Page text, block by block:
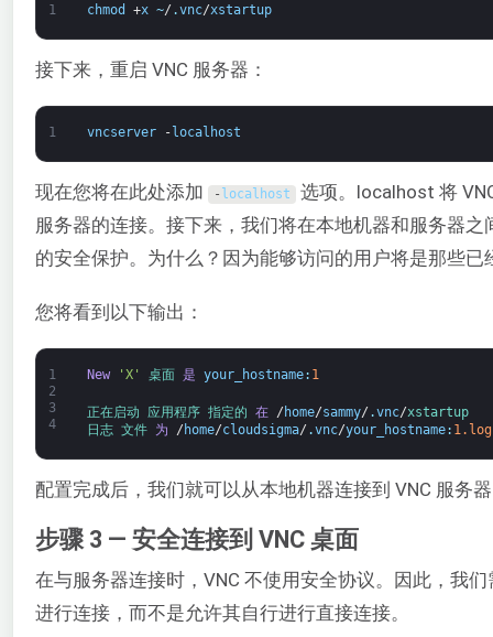
1 chmod +x ~/ .vnc/xstartup
接下来，重启 VNC 服务器：
1 vncserver - localhost
现在您将在此处添加 - localhost 选项。localhost 将
服务器的连接。接下来，我们将在本地机器和服务器
的安全保护。为什么？因为能够访问的用户将是那些已
您将看到以下输出：
1
2
3
4
New 'X' 桌面 是 your_hostname: 1
正在启动 应用程序 指定的 在 / home/sammy/ .vnc/xstartup
日志 文件 为 / home/cloudsigma/ .vnc/your_hostname: 1.log
配置完成后，我们就可以从本地机器连接到 VNC 服务
步骤 3 — 安全连接到 VNC 桌面
在与服务器连接时，VNC 不使用安全协议。因此，我
进行连接，而不是允许其自行进行直接连接。